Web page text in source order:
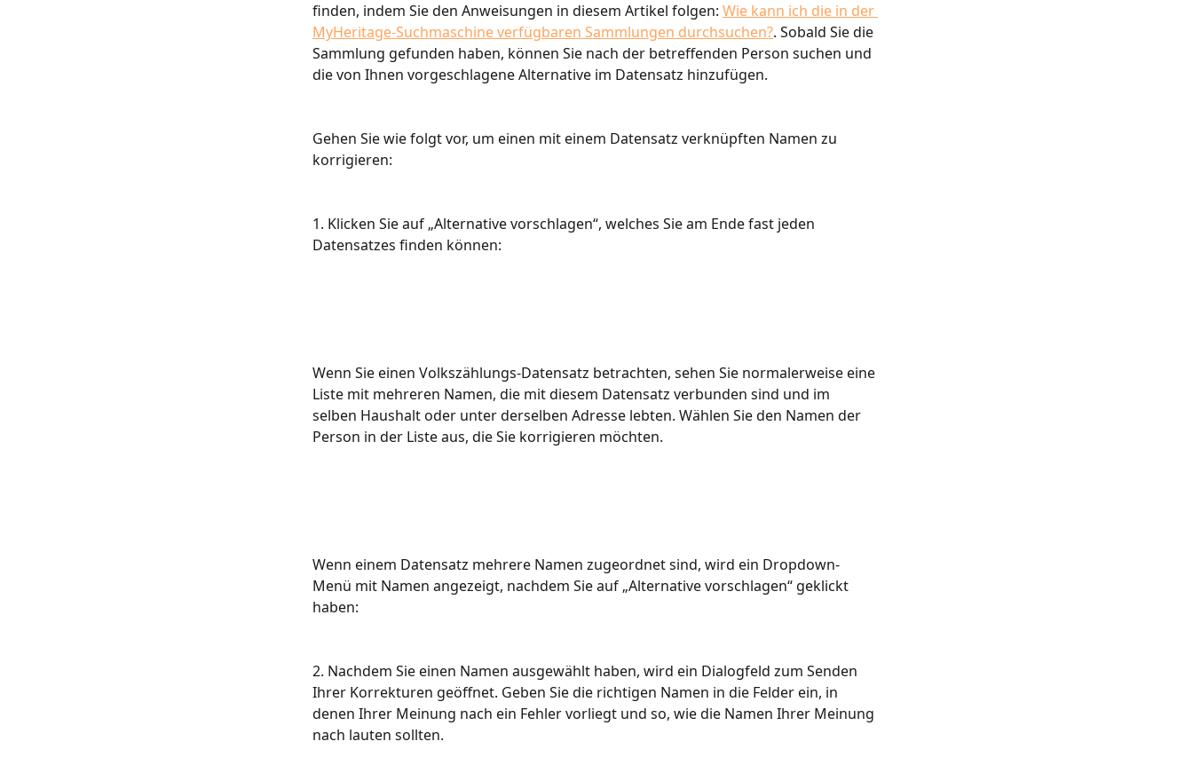
finden, indem Sie den Anweisungen in diesem Artikel folgen: Wie kann ich die in der
MyHeritage-Suchmaschine verfügbaren Sammlungen durchsuchen?. Sobald Sie die
Sammlung gefunden haben, können Sie nach der betreffenden Person suchen und
die von Ihnen vorgeschlagene Alternative im Datensatz hinzufügen.
Gehen Sie wie folgt vor, um einen mit einem Datensatz verknüpften Namen zu
korrigieren:
1. Klicken Sie auf „Alternative vorschlagen“, welches Sie am Ende fast jeden
Datensatzes finden können:
Wenn Sie einen Volkszählungs-Datensatz betrachten, sehen Sie normalerweise eine
Liste mit mehreren Namen, die mit diesem Datensatz verbunden sind und im
selben Haushalt oder unter derselben Adresse lebten. Wählen Sie den Namen der
Person in der Liste aus, die Sie korrigieren möchten.
Wenn einem Datensatz mehrere Namen zugeordnet sind, wird ein Dropdown-
Menü mit Namen angezeigt, nachdem Sie auf „Alternative vorschlagen“ geklickt
haben:
2. Nachdem Sie einen Namen ausgewählt haben, wird ein Dialogfeld zum Senden
Ihrer Korrekturen geöffnet. Geben Sie die richtigen Namen in die Felder ein, in
denen Ihrer Meinung nach ein Fehler vorliegt und so, wie die Namen Ihrer Meinung
nach lauten sollten.